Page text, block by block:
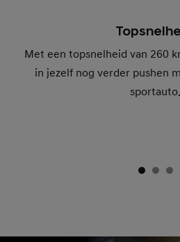
Met een topsnelheid van 260
in jezelf nog verder pushen
sportauto.